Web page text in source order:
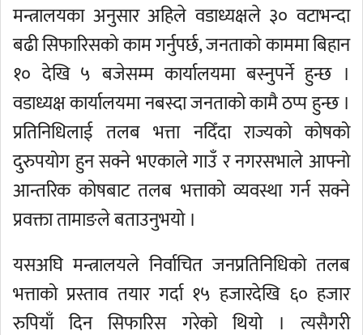
मन्त्रालयका अनुसार अहिले वडाध्यक्षले ३० वटाभन्दा
बढी सिफारिसको काम गर्नुपर्छ, जनताको काममा बिहान
१० देखि ५ बजेसम्म कार्यालयमा बस्नुपर्ने हुन्छ ।
वडाध्यक्ष कार्यालयमा नबस्दा जनताको कामै ठप्प हुन्छ ।
प्रतिनिधिलाई तलब भत्ता नदिँदा राज्यको कोषको
दुरुपयोग हुन सक्ने भएकाले गाउँ र नगरसभाले आफ्नो
आन्तरिक कोषबाट तलब भत्ताको व्यवस्था गर्न सक्ने
प्रवक्ता तामाङले बताउनुभयो ।
यसअघि मन्त्रालयले निर्वाचित जनप्रतिनिधिको तलब
भत्ताको प्रस्ताव तयार गर्दा १५ हजारदेखि ६० हजार
रुपियाँ दिन सिफारिस गरेको थियो । त्यसैगरी